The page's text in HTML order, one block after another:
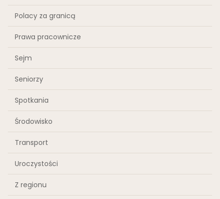
Polacy za granicą
Prawa pracownicze
Sejm
Seniorzy
Spotkania
Środowisko
Transport
Uroczystości
Z regionu